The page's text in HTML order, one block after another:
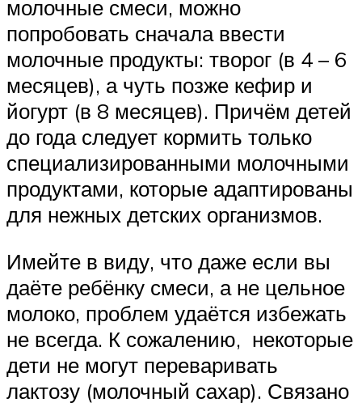
молочные смеси, можно
попробовать сначала ввести
молочные продукты: творог (в 4 – 6
месяцев), а чуть позже кефир и
йогурт (в 8 месяцев). Причём детей
до года следует кормить только
специализированными молочными
продуктами, которые адаптированы
для нежных детских организмов.
Имейте в виду, что даже если вы
даёте ребёнку смеси, а не цельное
молоко, проблем удаётся избежать
не всегда. К сожалению, некоторые
дети не могут переваривать
лактозу (молочный сахар). Связано